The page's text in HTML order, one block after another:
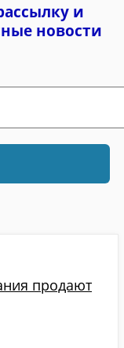
и
новости
продают